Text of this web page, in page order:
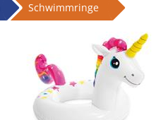
Schwimmringe